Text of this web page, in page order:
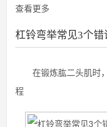
查看更多
杠铃弯举常见3个错
在锻炼肱二头肌时，
程